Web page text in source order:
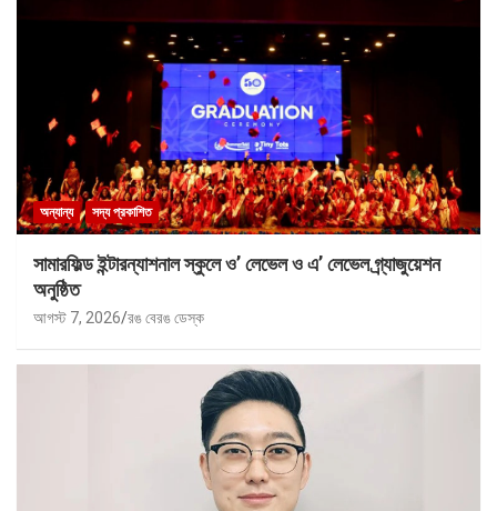
অন্যান্য সদ্য প্রকাশিত
সামারফিল্ড ইন্টারন্যাশনাল স্কুলে ও’ লেভেল ও এ’ লেভেল গ্র্যাজুয়েশন
অনুষ্ঠিত
আগস্ট 7, 2026 রঙ বেরঙ ডেস্ক